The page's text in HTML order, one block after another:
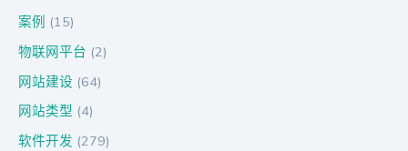
案例 (15)
物联网平台 (2)
网站建设 (64)
网站类型 (4)
软件开发 (279)